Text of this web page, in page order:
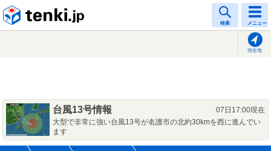
検索 メニュー
現在地
台風13号情報
07日17:00現在
大型で非常に強い台風13号が名護市の北約30kmを西に進んでい
ます